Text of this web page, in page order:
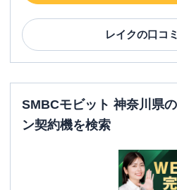
レイクの口コ
SMBCモビット 神奈川県
ン契約機を検索